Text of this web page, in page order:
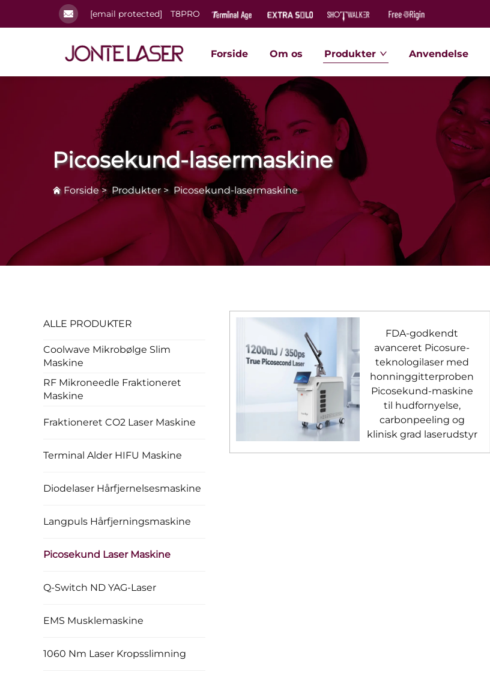
[email protected] T8PRO
Forside Om os Produkter Anvendelse
Picosekund-lasermaskine
Forside>Produkter> Picosekund-lasermaskine
ALLE PRODUKTER
Coolwave Mikrobølge Slim
Maskine
RF Mikroneedle Fraktioneret
Maskine
Fraktioneret CO2 Laser Maskine
Terminal Alder HIFU Maskine
Diodelaser Hårfjernelsesmaskine
Langpuls Hårfjerningsmaskine
Picosekund Laser Maskine
Q-Switch ND YAG-Laser
EMS Musklemaskine
1060 Nm Laser Kropsslimning
FDA-godkendt
avanceret Picosure-
teknologilaser med
honninggitterproben
Picosekund-maskine
til hudfornyelse,
carbonpeeling og
klinisk grad laserudstyr